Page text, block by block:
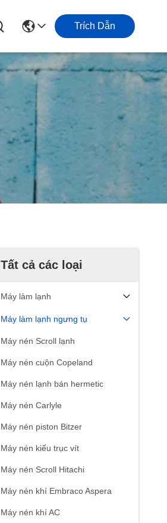
Trích Dẫn
Tất cả các loại
Máy làm lạnh
Máy làm lạnh ngưng tụ
Máy nén Scroll lạnh
Máy nén cuộn Copeland
Máy nén lạnh bán hermetic
Máy nén Carlyle
Máy nén piston Bitzer
Máy nén kiểu trục vít
Máy nén Scroll Hitachi
Máy nén khí Embraco Aspera
Máy nén khí AC